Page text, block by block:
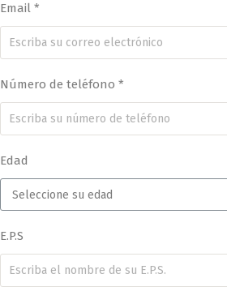
Email *
Número de teléfono *
Edad
E.P.S